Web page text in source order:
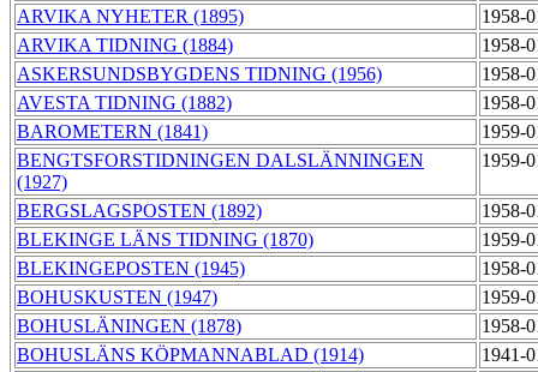
ARVIKA NYHETER (1895)
1958-
ARVIKA TIDNING (1884)
1958-
ASKERSUNDSBYGDENS TIDNING (1956)
1958-
AVESTA TIDNING (1882)
1958-
BAROMETERN (1841)
1959-
BENGTSFORSTIDNINGEN DALSLÄNNINGEN
(1927)
1959-
BERGSLAGSPOSTEN (1892)
1958-
BLEKINGE LÄNS TIDNING (1870)
1959-
BLEKINGEPOSTEN (1945)
1958-
BOHUSKUSTEN (1947)
1959-
BOHUSLÄNINGEN (1878)
1958-
BOHUSLÄNS KÖPMANNABLAD (1914)
1941-